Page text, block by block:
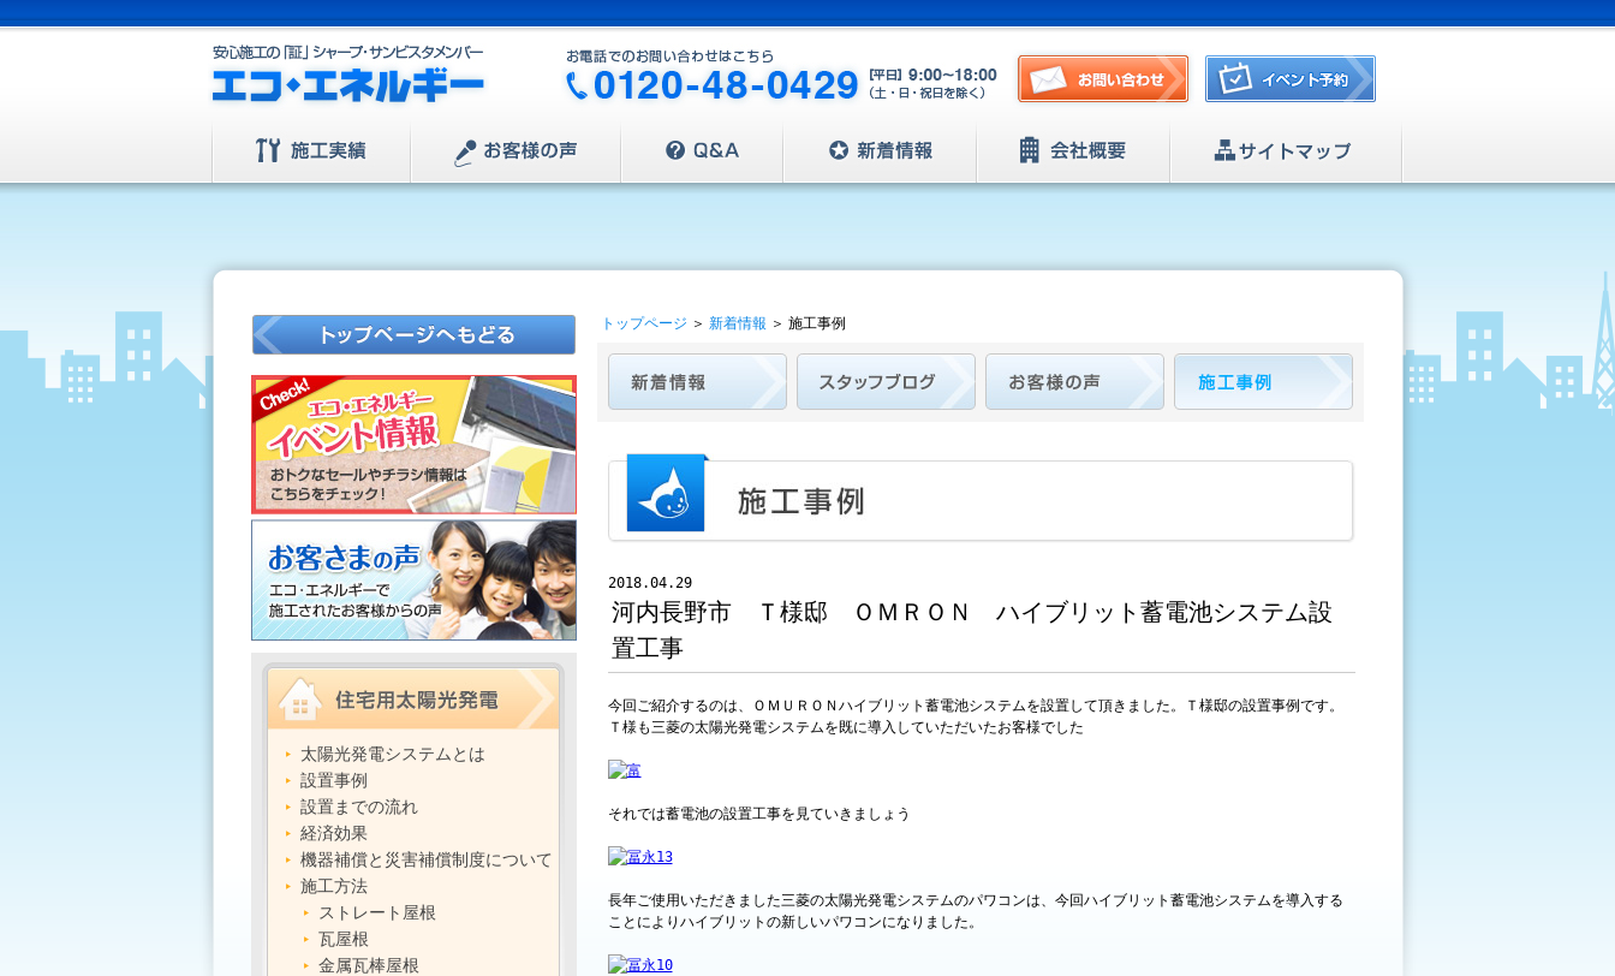
太陽光発電システムとは
設置事例
設置までの流れ
経済効果
機器補償と災害補償制度について
施工方法
ストレート屋根
瓦屋根
金属瓦棒屋根
トップページ ＞ 新着情報 ＞ 施工事例
2018.04.29
河内長野市 Ｔ様邸 ＯＭＲＯＮ ハイブリット蓄電池システム設
置工事
今回ご紹介するのは、ＯＭＵＲＯＮハイブリット蓄電池システムを設置して頂きました。Ｔ様邸の設置事例です。
Ｔ様も三菱の太陽光発電システムを既に導入していただいたお客様でした
それでは蓄電池の設置工事を見ていきましょう
長年ご使用いただきました三菱の太陽光発電システムのパワコンは、今回ハイブリット蓄電池システムを導入する
ことによりハイブリットの新しいパワコンになりました。